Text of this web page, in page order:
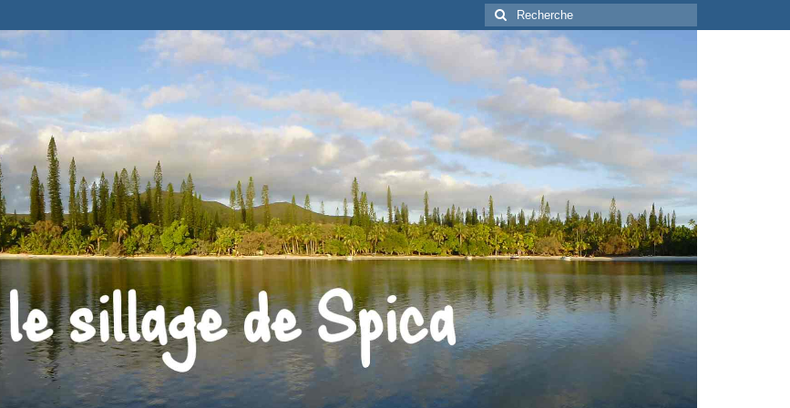
Rechercher
: